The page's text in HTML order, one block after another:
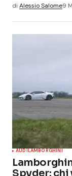
di Alessio Salome9
AUDILAMBORGHINI
Spyder: chi